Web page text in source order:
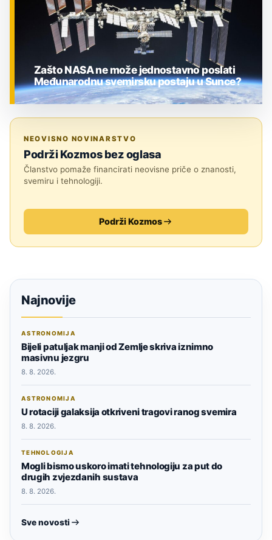
Zašto NASA ne može jednostavno poslati
Međunarodnu svemirsku postaju u Sunce?
NEOVISNO NOVINARSTVO
Podrži Kozmos bez oglasa
Članstvo pomaže financirati neovisne priče o znanosti,
svemiru i tehnologiji.
Podrži Kozmos
Najnovije
ASTRONOMIJA
Bijeli patuljak manji od Zemlje skriva iznimno
masivnu jezgru
8. 8. 2026.
ASTRONOMIJA
U rotaciji galaksija otkriveni tragovi ranog svemira
8. 8. 2026.
TEHNOLOGIJA
Mogli bismo uskoro imati tehnologiju za put do
drugih zvjezdanih sustava
8. 8. 2026.
Sve novosti